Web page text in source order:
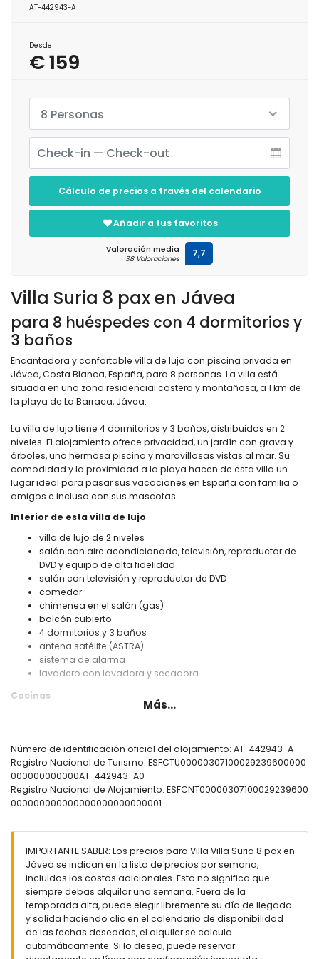
Villa Suria 8 pax en Jávea
para 8 huéspedes con 4 dormitorios y
3 baños
Encantadora y confortable villa de lujo con piscina privada en
Jávea, Costa Blanca, España, para 8 personas. La villa está
situada en una zona residencial costera y montañosa, a 1 km de
la playa de La Barraca, Jávea.
La villa de lujo tiene 4 dormitorios y 3 baños, distribuidos en 2
niveles. El alojamiento ofrece privacidad, un jardín con grava y
árboles, una hermosa piscina y maravillosas vistas al mar. Su
comodidad y la proximidad a la playa hacen de esta villa un
lugar ideal para pasar sus vacaciones en España con familia o
amigos e incluso con sus mascotas.
Interior de esta villa de lujo
villa de lujo de 2 niveles
salón con aire acondicionado, televisión, reproductor de
DVD y equipo de alta fidelidad
salón con televisión y reproductor de DVD
comedor
chimenea en el salón (gas)
balcón cubierto
4 dormitorios y 3 baños
antena satélite (ASTRA)
sistema de alarma
lavadero con lavadora y secadora
Cocinas
batidora, tostadora y exprimidor
cocina con placa eléctrica, microondas y nevera
Dormitorios y baños
dormitorio con aire acondicionado, cama de matrimonio
baño en suite
dormitorio con aire acondicionado, 2 camas individuales
(medida 190 x 90 cm) y televisión
dormitorio con aire acondicionado, 2 camas individuales
(medida 190 x 90 cm)
baño en suite con doble lavabo, bañera, ducha y wc
baño en suite con lavabo individual, ducha y wc
baño con lavabo individual, bañera, ducha y wc
Más...
Número de identificación oficial del alojamiento: AT-442943-A
Registro Nacional de Turismo: ESFCTU00000307100029239600000
000000000000AT-442943-A0
Registro Nacional de Alojamiento: ESFCNT00000307100029239600
000000000000000000000000001
IMPORTANTE SABER: Los precios para Villa Villa Suria 8 pax en
Jávea se indican en la lista de precios por semana,
incluidos los costos adicionales. Esto no significa que
siempre debas alquilar una semana. Fuera de la
temporada alta, puede elegir libremente su día de llegada
y salida haciendo clic en el calendario de disponibilidad
de las fechas deseadas, el alquiler se calcula
automáticamente. Si lo desea, puede reservar
AT-442943-A
Desde
€ 159
8 Personas
Cálculo de precios a través del calendario
Añadir a tus favoritos
Valoración media
38 Valoraciones 7,7